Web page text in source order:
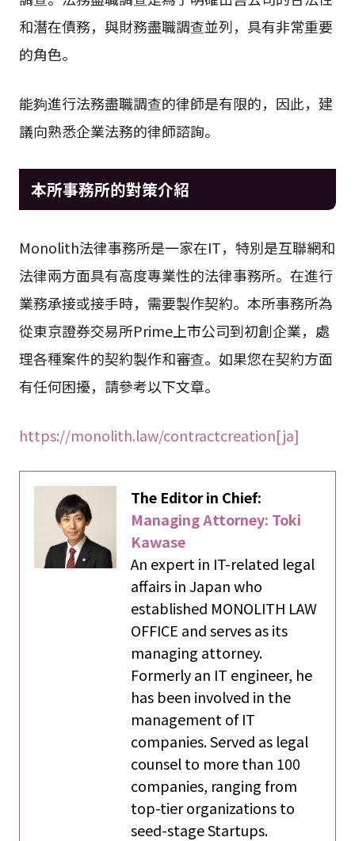
和潛在債務，與財務盡職調查並列，具有非常重要
的角色。
能夠進行法務盡職調查的律師是有限的，因此，建
議向熟悉企業法務的律師諮詢。
本所事務所的對策介紹
Monolith法律事務所是一家在IT，特別是互聯網和
法律兩方面具有高度專業性的法律事務所。在進行
業務承接或接手時，需要製作契約。本所事務所為
從東京證券交易所Prime上市公司到初創企業，處
理各種案件的契約製作和審查。如果您在契約方面
有任何困擾，請參考以下文章。
https://monolith.law/contractcreation[ja]
The Editor in Chief:
Managing Attorney: Toki
Kawase
An expert in IT-related legal
affairs in Japan who
established MONOLITH LAW
OFFICE and serves as its
managing attorney.
Formerly an IT engineer, he
has been involved in the
management of IT
companies. Served as legal
counsel to more than 100
companies, ranging from
top-tier organizations to
seed-stage Startups.